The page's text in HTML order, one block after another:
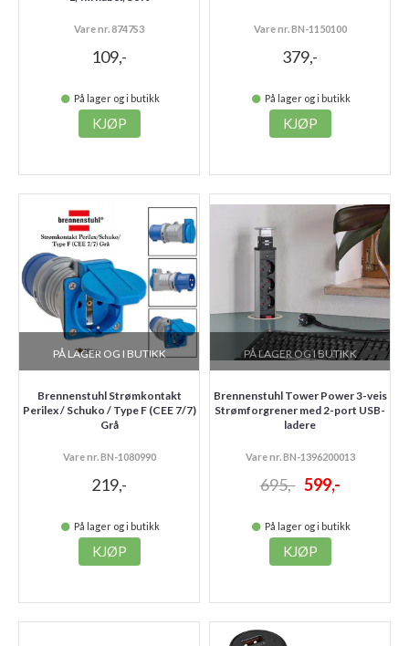
Vare nr. 8747S3
109,-
På lager og i butikk
KJØP
Vare nr. BN-1150100
379,-
På lager og i butikk
KJØP
PÅ LAGER OG I BUTIKK
Brennenstuhl Strømkontakt
Perilex / Schuko / Type F (CEE 7/7)
Grå
Vare nr. BN-1080990
219,-
På lager og i butikk
KJØP
PÅ LAGER OG I BUTIKK
Brennenstuhl Tower Power 3-veis
Strømforgrener med 2-port USB-
ladere
Vare nr. BN-1396200013
695,- 599,-
På lager og i butikk
KJØP